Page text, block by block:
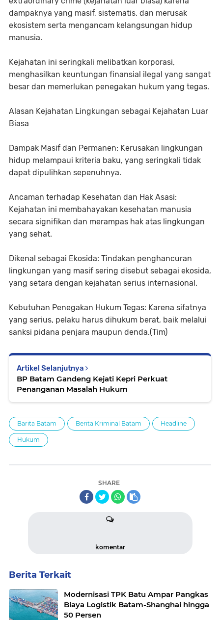
dampaknya yang masif, sistematis, dan merusak
ekosistem serta mengancam kelangsungan hidup
manusia.
Kejahatan ini seringkali melibatkan korporasi,
menghasilkan keuntungan finansial ilegal yang sangat
besar dan memerlukan penegakan hukum yang tegas.
Alasan Kejahatan Lingkungan sebagai Kejahatan Luar
Biasa
Dampak Masif dan Permanen: Kerusakan lingkungan
hidup melampaui kriteria baku, yang seringkali tidak
dapat dipulihkan sepenuhnya.
Ancaman terhadap Kesehatan dan Hak Asasi:
Kejahatan ini membahayakan kesehatan manusia
secara signifikan dan merampas hak atas lingkungan
yang sehat.
Dikenal sebagai Ekosida: Tindakan penghancuran
lingkungan yang masif sering disebut sebagai ekosida,
yang setara dengan kejahatan serius internasional.
Kebutuhan Penegakan Hukum Tegas: Karena sifatnya
yang serius, pelaku harus dihukum berat, baik melalui
sanksi pidana penjara maupun denda.(Tim)
Artikel Selanjutnya
BP Batam Gandeng Kejati Kepri Perkuat
Penanganan Masalah Hukum
Barita Batam Berita Kriminal Batam Headline
Hukum
SHARE
komentar
Berita Terkait
Modernisasi TPK Batu Ampar Pangkas
Biaya Logistik Batam-Shanghai hingga
50 Persen